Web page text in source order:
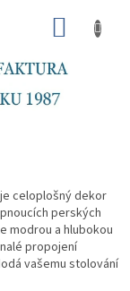
je celoplošný dekor
perských
modrou a hlubokou
propojení
vašemu stolování